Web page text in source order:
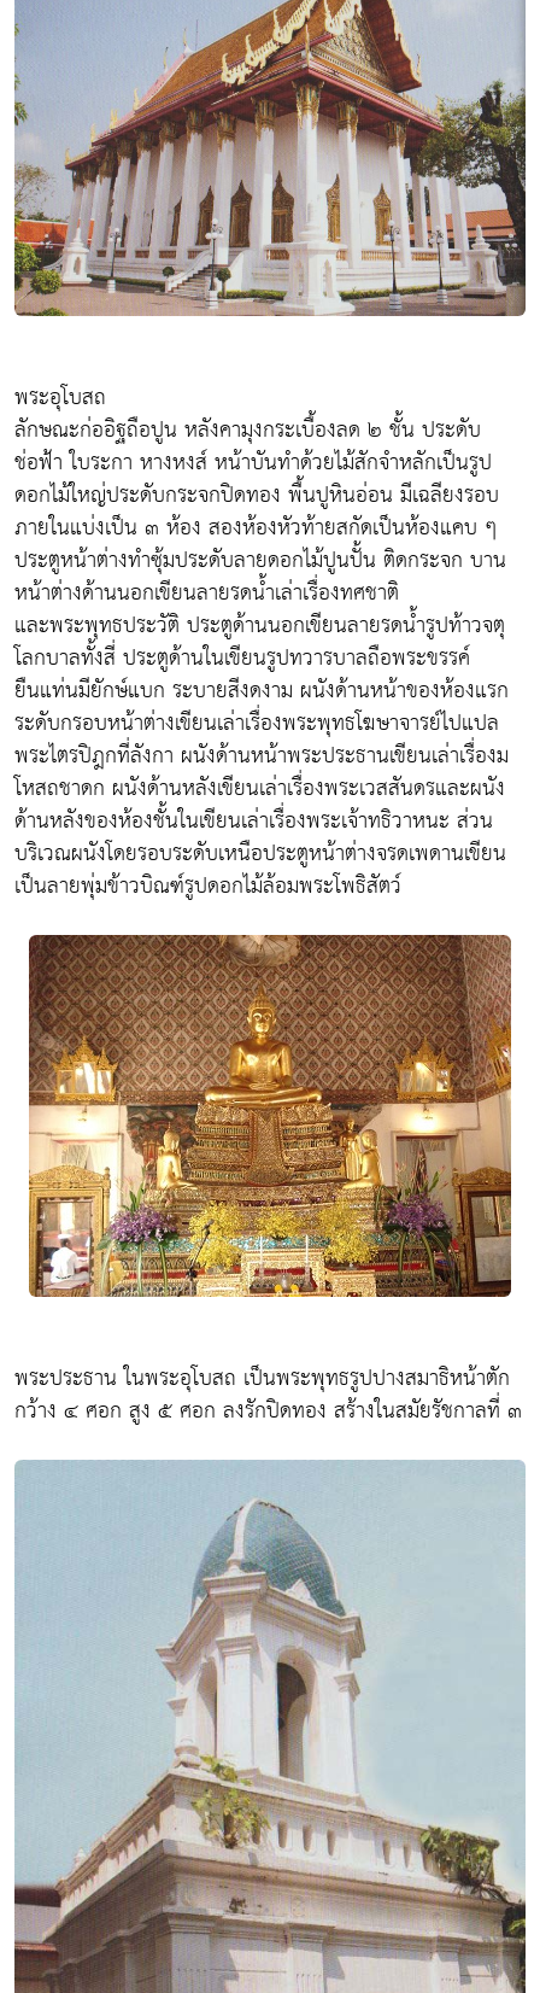
พระอุโบสถ
ลักษณะก่ออิฐถือปูน หลังคามุงกระเบื้องลด ๒ ชั้น ประดับ
ช่อฟ้า ใบระกา หางหงส์ หน้าบันทำด้วยไม้สักจำหลักเป็นรูป
ดอกไม้ใหญ่ประดับกระจกปิดทอง พื้นปูหินอ่อน มีเฉลียงรอบ
ภายในแบ่งเป็น ๓ ห้อง สองห้องหัวท้ายสกัดเป็นห้องแคบ ๆ
ประตูหน้าต่างทำซุ้มประดับลายดอกไม้ปูนปั้น ติดกระจก บาน
หน้าต่างด้านนอกเขียนลายรดน้ำเล่าเรื่องทศชาติ
และพระพุทธประวัติ ประตูด้านนอกเขียนลายรดน้ำรูปท้าวจตุ
โลกบาลทั้งสี่ ประตูด้านในเขียนรูปทวารบาลถือพระขรรค์
ยืนแท่นมียักษ์แบก ระบายสีงดงาม ผนังด้านหน้าของห้องแรก
ระดับกรอบหน้าต่างเขียนเล่าเรื่องพระพุทธโฆษาจารย์ไปแปล
พระไตรปิฎกที่ลังกา ผนังด้านหน้าพระประธานเขียนเล่าเรื่องม
โหสถชาดก ผนังด้านหลังเขียนเล่าเรื่องพระเวสสันดรและผนัง
ด้านหลังของห้องชั้นในเขียนเล่าเรื่องพระเจ้าทธิวาหนะ ส่วน
บริเวณผนังโดยรอบระดับเหนือประตูหน้าต่างจรดเพดานเขียน
เป็นลายพุ่มข้าวบิณฑ์รูปดอกไม้ล้อมพระโพธิสัตว์
พระประธาน ในพระอุโบสถ เป็นพระพุทธรูปปางสมาธิหน้าตัก
กว้าง ๔ ศอก สูง ๕ ศอก ลงรักปิดทอง สร้างในสมัยรัชกาลที่ ๓